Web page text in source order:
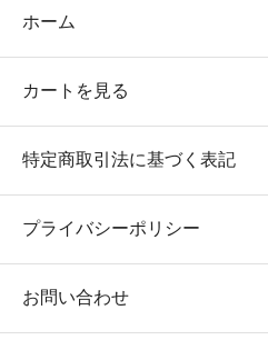
ホーム
カートを見る
特定商取引法に基づく表記
プライバシーポリシー
お問い合わせ